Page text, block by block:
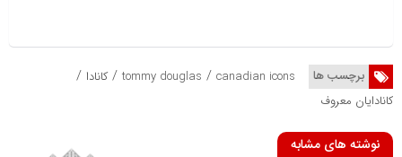
برچسب ها canadian icons
/
tommy douglas
/کانادا /
کانادایان معروف
نوشته های مشابه